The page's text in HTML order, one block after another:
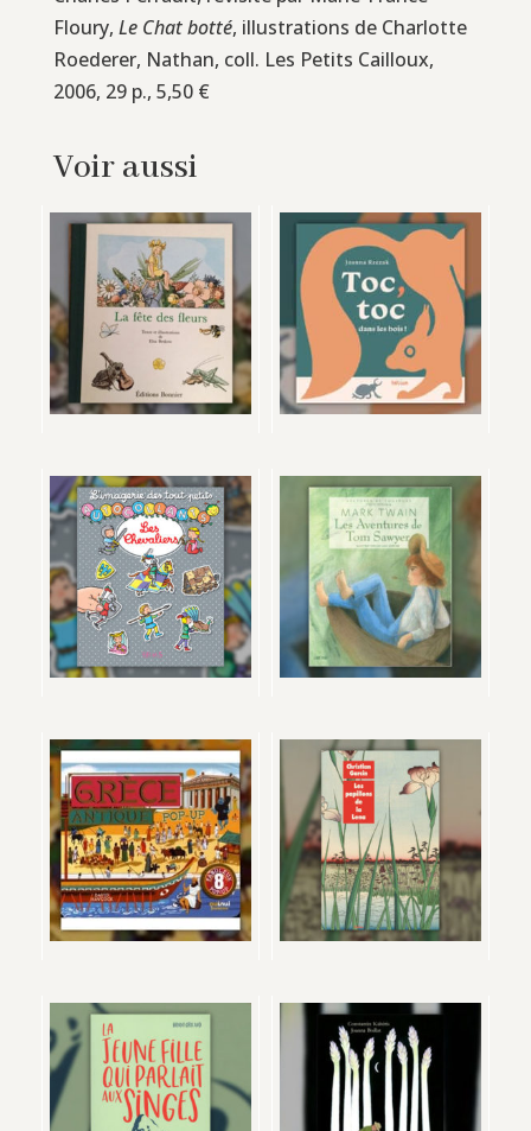
Floury, Le Chat botté, illustrations de Charlotte
Roederer, Nathan, coll. Les Petits Cailloux,
2006, 29 p., 5,50 €
Voir aussi